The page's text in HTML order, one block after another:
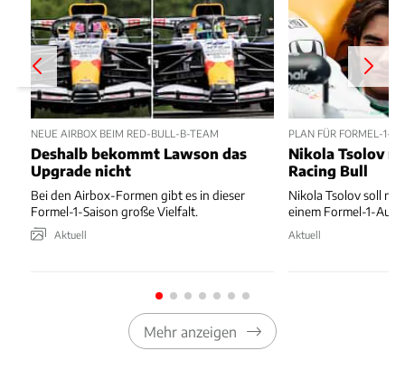
NEUE AIRBOX BEIM RED-BULL-B-TEAM
Deshalb bekommt Lawson das
Upgrade nicht
Bei den Airbox-Formen gibt es in dieser
Formel-1-Saison große Vielfalt.
Aktuell
PLAN FÜR FORMEL-1-
Nikola Tsolov
Racing Bull
Nikola Tsolov soll
einem Formel-1-
Aktuell
Mehr anzeigen